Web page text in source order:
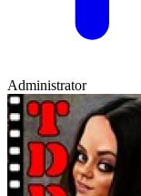
Administrator